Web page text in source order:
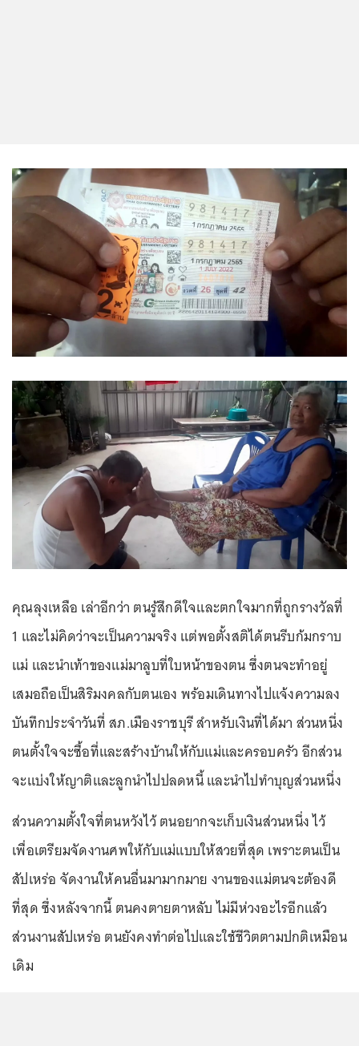
คุณลุงเหลือ เล่าอีกว่า ตนรู้สึกดีใจและตกใจมากที่ถูกรางวัลที่
1 และไม่คิดว่าจะเป็นความจริง แต่พอตั้งสติได้ตนรีบก้มกราบ
แม่ และนำเท้าของแม่มาลูบที่ใบหน้าของตน ซึ่งตนจะทำอยู่
เสมอถือเป็นสิริมงคลกับตนเอง พร้อมเดินทางไปแจ้งความลง
บันทึกประจำวันที่ สภ.เมืองราชบุรี สำหรับเงินที่ได้มา ส่วนหนึ่ง
ตนตั้งใจจะซื้อที่และสร้างบ้านให้กับแม่และครอบครัว อีกส่วน
จะแบ่งให้ญาติและลูกนำไปปลดหนี้ และนำไปทำบุญส่วนหนึ่ง
ส่วนความตั้งใจที่ตนหวังไว้ ตนอยากจะเก็บเงินส่วนหนึ่ง ไว้
เพื่อเตรียมจัดงานศพให้กับแม่แบบให้สวยที่สุด เพราะตนเป็น
สัปเหร่อ จัดงานให้คนอื่นมามากมาย งานของแม่ตนจะต้องดี
ที่สุด ซึ่งหลังจากนี้ ตนคงตายตาหลับ ไม่มีห่วงอะไรอีกแล้ว
ส่วนงานสัปเหร่อ ตนยังคงทำต่อไปและใช้ชีวิตตามปกติเหมือน
เดิม